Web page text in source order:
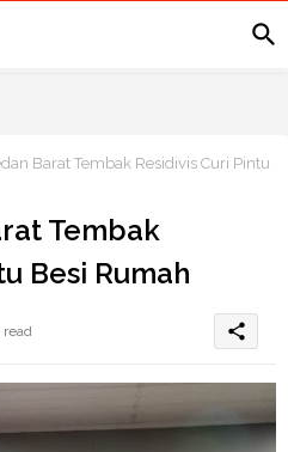
Barat Tembak Residivis Curi Pintu
Tembak
Besi Rumah
share